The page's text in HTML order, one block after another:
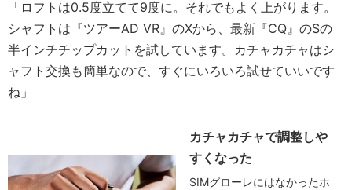
「ロフトは0.5度立てて9度に。それでもよく上がります。
シャフトは『ツアーAD VR』のXから、最新『CQ』のSの
半インチチップカットを試しています。カチャカチャはシ
ャフト交換も簡単なので、すぐにいろいろ試せていいです
ね」
カチャカチャで調整しや
すくなった
SIMグローレにはなかったホ